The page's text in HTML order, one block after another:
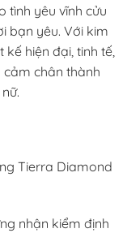
tình yêu vĩnh cửu
bạn yêu. Với kim
kế hiện đại, tinh tế,
chân thành
Tierra Diamond
nhận kiểm định